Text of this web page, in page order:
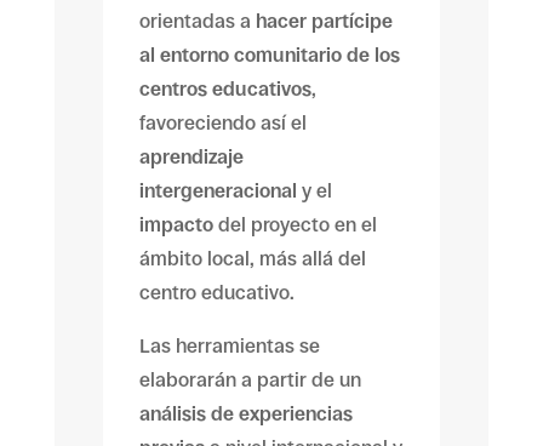
orientadas a hacer partícipe
al entorno comunitario de los
centros educativos,
favoreciendo así el
aprendizaje
intergeneracional y el
impactodel proyecto en el
ámbito local, más allá del
centro educativo.
Las herramientas se
elaborarán a partir de un
análisis de experiencias